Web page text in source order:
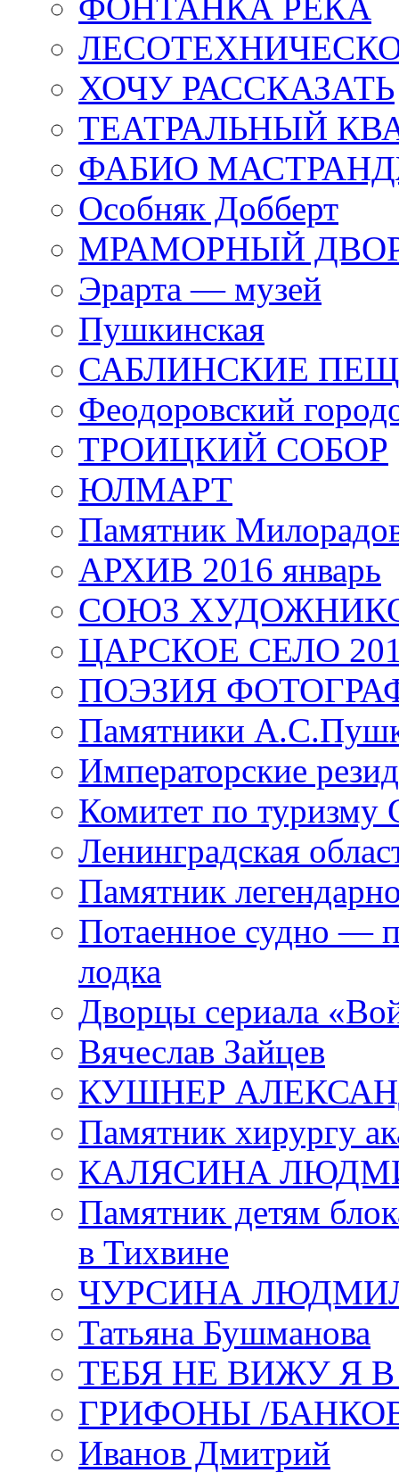
ХОЧУ РАССКАЗАТЬ
ТЕАТРАЛЬНЫЙ
ФАБИО
Особняк Добберт
МРАМОРНЫЙ
Эрарта — музей
Пушкинская
САБЛИНСКИЕ
Феодоровский
ТРОИЦКИЙ СОБОР
ЮЛМАРТ
Памятник
АРХИВ 2016 январь
СОЮЗ
ЦАРСКОЕ СЕЛО
ПОЭЗИЯ
Памятники
Императорские
Комитет по туризму
Ленинградская
Памятник
Потаенное судно —
лодка
Дворцы сериала
Вячеслав Зайцев
КУШНЕР
Памятник хирургу
КАЛЯСИНА
Памятник детям
в Тихвине
ЧУРСИНА
Татьяна Бушманова
ТЕБЯ НЕ ВИЖУ Я
ГРИФОНЫ /
Иванов Дмитрий